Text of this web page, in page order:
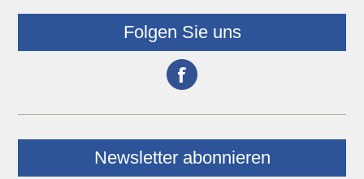
Folgen Sie uns
Newsletter abonnieren